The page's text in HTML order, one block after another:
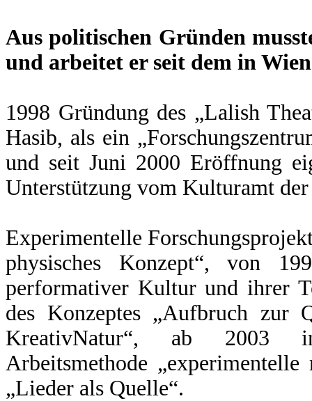
Aus politischen Gründen
und arbeitet er seit dem in
1998 Gründung des „Lalish
Hasib, als ein
und seit Juni 2000 Eröffnung
Unterstützung vom Kulturamt
Experimentelle
physisches Konzept“, von
performativer Kultur und ihrer
des Konzeptes „Aufbruch zur
KreativNatur“, ab 2003
Arbeitsmethode
„Lieder als Quelle“.